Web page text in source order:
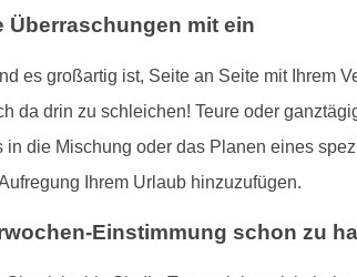
Überraschungen mit ein
es großartig ist, Seite an Seite mit Ihrem
da drin zu schleichen! Teure oder
in die Mischung oder das Planen eines
Ihrem Urlaub hinzuzufügen.
Einstimmung schon zu